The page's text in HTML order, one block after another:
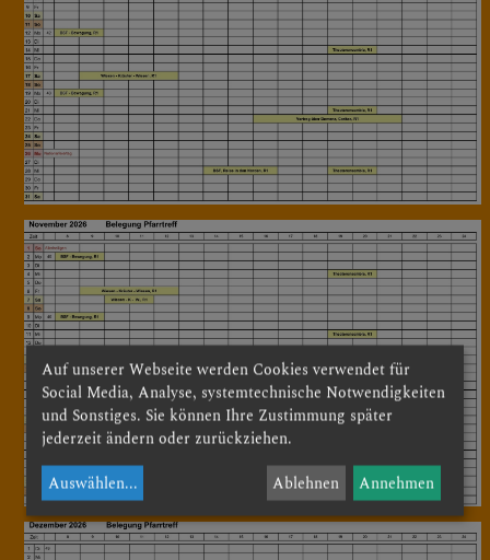
Auf unserer Webseite werden Cookies verwendet für
Social Media, Analyse, systemtechnische Notwendigkeiten
und Sonstiges. Sie können Ihre Zustimmung später
jederzeit ändern oder zurückziehen.
Auswählen... Ablehnen Annehmen